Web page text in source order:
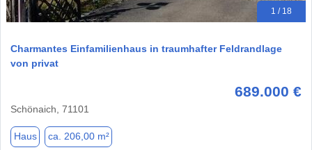
1 / 18
Charmantes Einfamilienhaus in traumhafter Feldrandlage
von privat
689.000 €
Schönaich, 71101
Haus ca. 206,00 m²